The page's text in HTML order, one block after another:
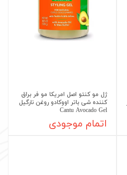
ژل مو کنتو اصل امریکا مو فر براق
کننده شی باتر اووکادو روغن نارگیل
Cantu Avocado Gel
اتمام موجودی